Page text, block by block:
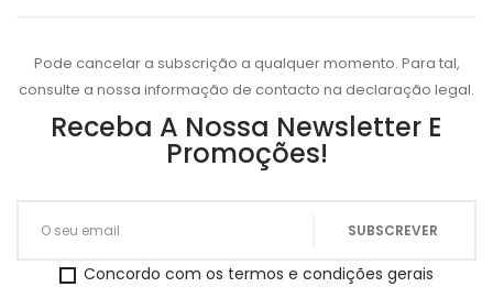
Pode cancelar a subscrição a qualquer momento. Para tal,
consulte a nossa informação de contacto na declaração legal.
Receba A Nossa Newsletter E
Promoções!
Concordo com os termos e condições gerais